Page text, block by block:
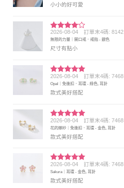
小小的好可愛
評分4
滿分 5
2026-08-04 訂單末4碼: 8142
無限的力量｜開口戒．戒指 - 銀色
尺寸有點小
評分5 滿
分 5
2026-08-04 訂單末4碼: 7468
Opal｜免後扣．耳環 - 綠色, 耳針
款式美好搭配
評分5滿
分 5
2026-08-04 訂單末4碼: 7468
花的嫁紗｜免後扣．耳環 - 金色, 耳針
款式美好搭配
評分5 滿
分 5
2026-08-04 訂單末4碼: 7468
Sakura｜耳環 - 金色, 耳針
款式美好搭配